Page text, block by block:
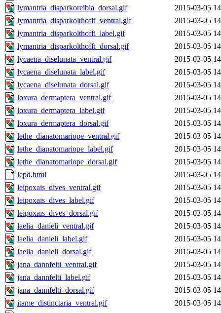
lymantria_disparkoreibia_dorsal.gif
2015-03-05
lymantria_disparkolthoffi_ventral.gif
2015-03-05
lymantria_disparkolthoffi_label.gif
2015-03-05
lymantria_disparkolthoffi_dorsal.gif
2015-03-05
lycaena_diselunata_ventral.gif
2015-03-05
lycaena_diselunata_label.gif
2015-03-05
lycaena_diselunata_dorsal.gif
2015-03-05
loxura_dermaptera_ventral.gif
2015-03-05
loxura_dermaptera_label.gif
2015-03-05
loxura_dermaptera_dorsal.gif
2015-03-05
lethe_dianatomariope_ventral.gif
2015-03-05
lethe_dianatomariope_label.gif
2015-03-05
lethe_dianatomariope_dorsal.gif
2015-03-05
lepd.html
2015-03-05
leipoxais_dives_ventral.gif
2015-03-05
leipoxais_dives_label.gif
2015-03-05
leipoxais_dives_dorsal.gif
2015-03-05
laelia_danieli_ventral.gif
2015-03-05
laelia_danieli_label.gif
2015-03-05
laelia_danieli_dorsal.gif
2015-03-05
jana_dannfelti_ventral.gif
2015-03-05
jana_dannfelti_label.gif
2015-03-05
jana_dannfelti_dorsal.gif
2015-03-05
itame_distinctaria_ventral.gif
2015-03-05